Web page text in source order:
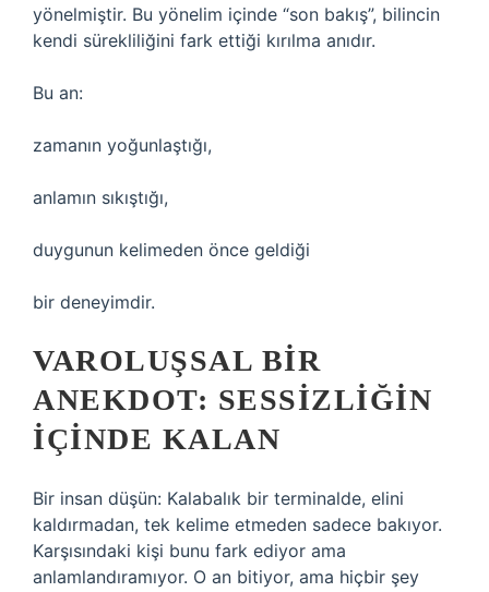
yönelmiştir. Bu yönelim içinde “son bakış”, bilincin
kendi sürekliliğini fark ettiği kırılma anıdır.
Bu an:
zamanın yoğunlaştığı,
anlamın sıkıştığı,
duygunun kelimeden önce geldiği
bir deneyimdir.
VAROLUŞSAL BIR
ANEKDOT: SESSIZLIĞIN
İÇINDE KALAN
Bir insan düşün: Kalabalık bir terminalde, elini
kaldırmadan, tek kelime etmeden sadece bakıyor.
Karşısındaki kişi bunu fark ediyor ama
anlamlandıramıyor. O an bitiyor, ama hiçbir şey